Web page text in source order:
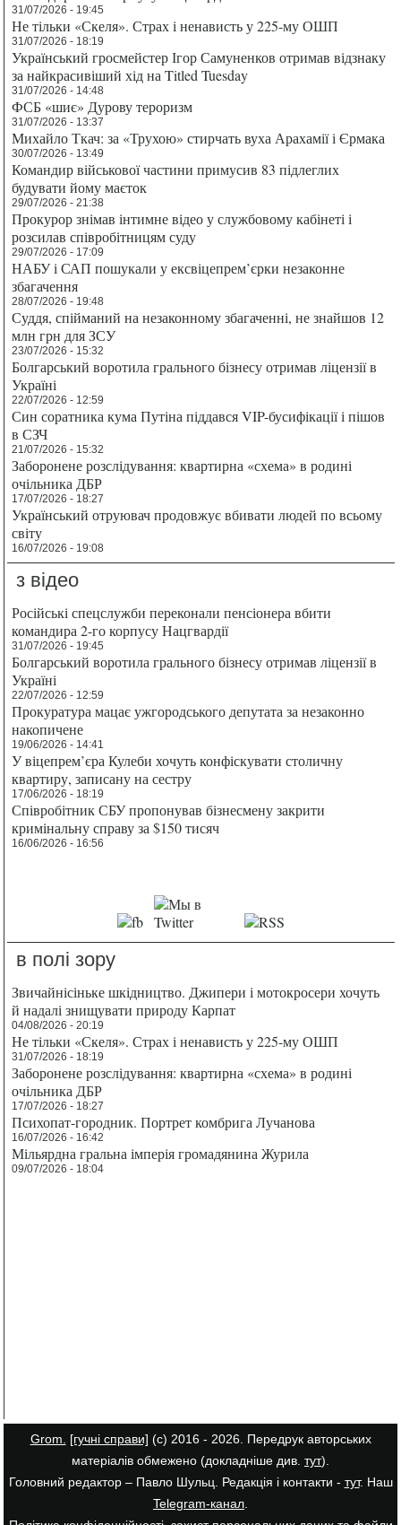
31/07/2026 - 19:45
Не тільки «Скеля». Страх і ненависть у 225-му ОШП
31/07/2026 - 18:19
Український гросмейстер Ігор Самуненков отримав відзнаку
за найкрасивіший хід на Titled Tuesday
31/07/2026 - 14:48
ФСБ «шиє» Дурову тероризм
31/07/2026 - 13:37
Михайло Ткач: за «Трухою» стирчать вуха Арахамії і Єрмака
30/07/2026 - 13:49
Командир військової частини примусив 83 підлеглих
будувати йому маєток
29/07/2026 - 21:38
Прокурор знімав інтимне відео у службовому кабінеті і
розсилав співробітницям суду
29/07/2026 - 17:09
НАБУ і САП пошукали у ексвіцепрем’єрки незаконне
збагачення
28/07/2026 - 19:48
Суддя, спійманий на незаконному збагаченні, не знайшов 12
млн грн для ЗСУ
23/07/2026 - 15:32
Болгарський воротила грального бізнесу отримав ліцензії в
Україні
22/07/2026 - 12:59
Син соратника кума Путіна піддався VIP-бусифікації і пішов
в СЗЧ
21/07/2026 - 15:32
Заборонене розслідування: квартирна «схема» в родині
очільника ДБР
17/07/2026 - 18:27
Український отруювач продовжує вбивати людей по всьому
світу
16/07/2026 - 19:08
з відео
Російські спецслужби переконали пенсіонера вбити
командира 2-го корпусу Нацгвардії
31/07/2026 - 19:45
Болгарський воротила грального бізнесу отримав ліцензії в
Україні
22/07/2026 - 12:59
Прокуратура мацає ужгородського депутата за незаконно
накопичене
19/06/2026 - 14:41
У віцепрем’єра Кулеби хочуть конфіскувати столичну
квартиру, записану на сестру
17/06/2026 - 18:19
Співробітник СБУ пропонував бізнесмену закрити
кримінальну справу за $150 тисяч
16/06/2026 - 16:56
в полі зору
Звичайнісіньке шкідництво. Джипери і мотокросери хочуть
й надалі знищувати природу Карпат
04/08/2026 - 20:19
Не тільки «Скеля». Страх і ненависть у 225-му ОШП
31/07/2026 - 18:19
Заборонене розслідування: квартирна «схема» в родині
очільника ДБР
17/07/2026 - 18:27
Психопат-городник. Портрет комбрига Лучанова
16/07/2026 - 16:42
Мільярдна гральна імперія громадянина Журила
09/07/2026 - 18:04
Grom. [гучні справи] (с) 2016 - 2026. Передрук авторських
матеріалів обмежено (докладніше див. тут).
Головний редактор – Павло Шульц. Редакція і контакти - тут. Наш
Telegram-канал